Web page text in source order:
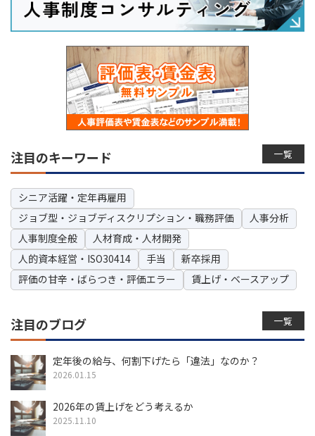
一覧
注目のキーワード
シニア活躍・定年再雇用
ジョブ型・ジョブディスクリプション・職務評価
人事分析
人事制度全般
人材育成・人材開発
人的資本経営・ISO30414
手当
新卒採用
評価の甘辛・ばらつき・評価エラー
賃上げ・ベースアップ
一覧
注目のブログ
定年後の給与、何割下げたら「違法」なのか？
2026.01.15
2026年の賃上げをどう考えるか
2025.11.10